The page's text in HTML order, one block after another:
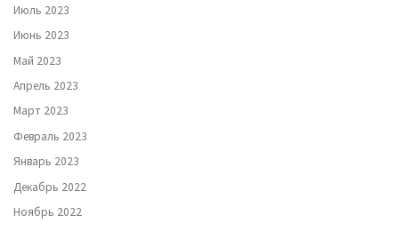
Июль 2023
Июнь 2023
Май 2023
Апрель 2023
Март 2023
Февраль 2023
Январь 2023
Декабрь 2022
Ноябрь 2022